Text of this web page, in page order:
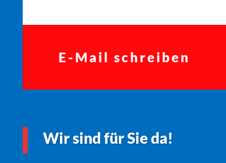
E-Mail schreiben
Wir sind für Sie da!